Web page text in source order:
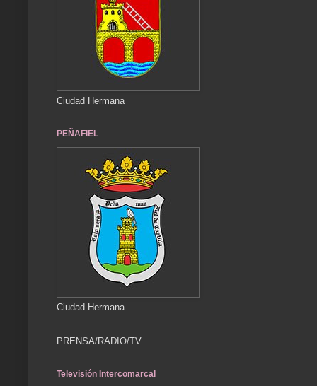
Ciudad Hermana
PEÑAFIEL
Ciudad Hermana
PRENSA/RADIO/TV
Televisión Intercomarcal